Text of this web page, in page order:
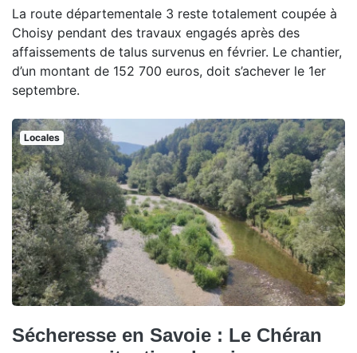
La route départementale 3 reste totalement coupée à
Choisy pendant des travaux engagés après des
affaissements de talus survenus en février. Le chantier,
d’un montant de 152 700 euros, doit s’achever le 1er
septembre.
Locales
Sécheresse en Savoie : Le Chéran